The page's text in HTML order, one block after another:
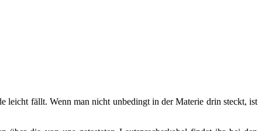
leicht fällt. Wenn man nicht unbedingt in der Materie drin steckt, ist